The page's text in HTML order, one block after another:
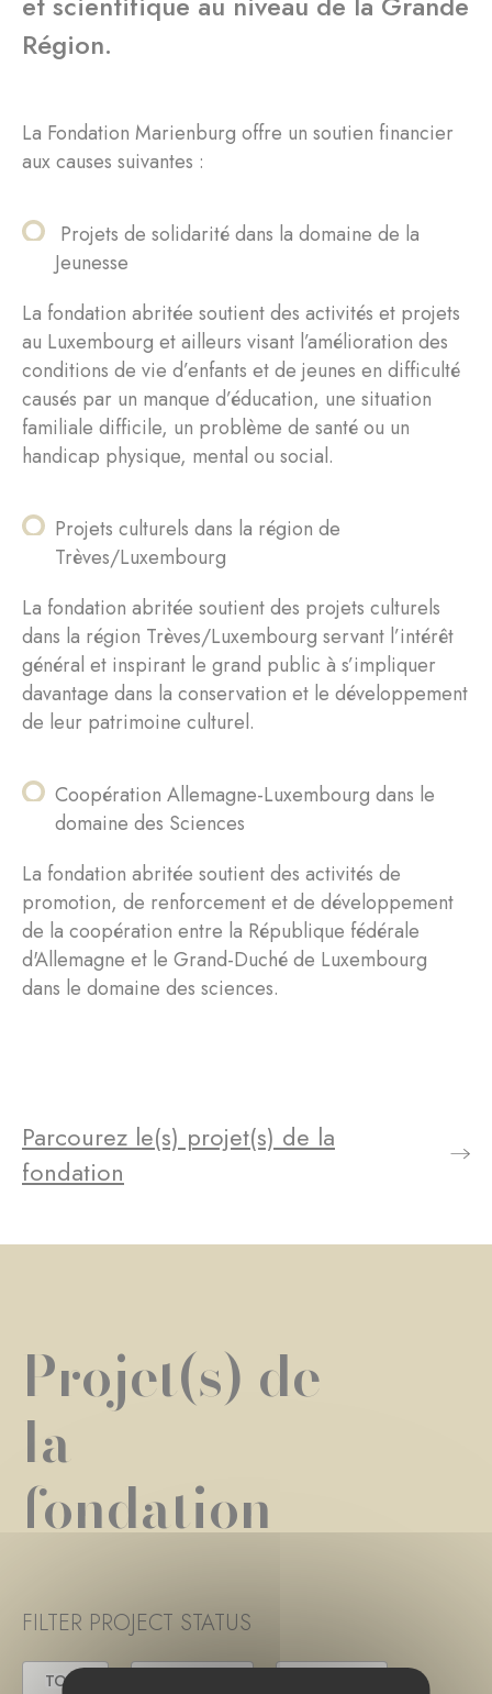
Région.
La Fondation Marienburg offre un soutien financier
aux causes suivantes :
Projets de solidarité dans la domaine de la
Jeunesse
La fondation abritée soutient des activités et projets
au Luxembourg et ailleurs visant l’amélioration des
conditions de vie d’enfants et de jeunes en difficulté
causés par un manque d’éducation, une situation
familiale difficile, un problème de santé ou un
handicap physique, mental ou social.
Projets culturels dans la région de
Trèves/Luxembourg
La fondation abritée soutient des projets culturels
dans la région Trèves/Luxembourg servant l’intérêt
général et inspirant le grand public à s’impliquer
davantage dans la conservation et le développement
de leur patrimoine culturel.
Coopération Allemagne-Luxembourg dans le
domaine des Sciences
La fondation abritée soutient des activités de
promotion, de renforcement et de développement
de la coopération entre la République fédérale
d'Allemagne et le Grand-Duché de Luxembourg
dans le domaine des sciences.
Parcourez le(s) projet(s) de la
fondation
Projet(s) de
la
fondation
FILTER PROJECT STATUS
TOUS